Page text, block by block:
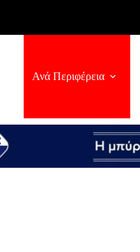
Ανά Περιφέρεια